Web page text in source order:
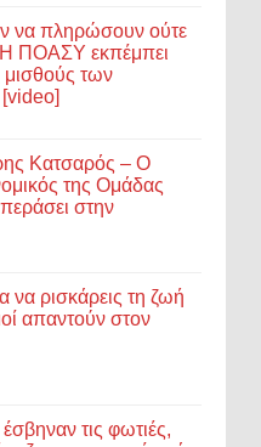
να πληρώσουν ούτε
Η ΠΟΑΣΥ εκπέμπει
μισθούς των
Κατσαρός – Ο
της Ομάδας
στην
να ρισκάρεις τη ζωή
απαντούν στον
τις φωτιές,